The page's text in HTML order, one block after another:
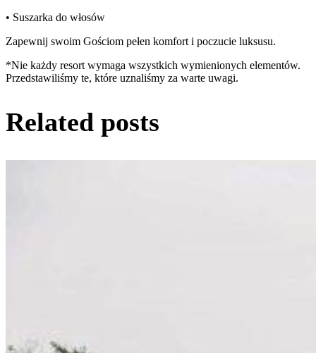
• Suszarka do włosów
Zapewnij swoim Gościom pełen komfort i poczucie luksusu.
*Nie każdy resort wymaga wszystkich wymienionych elementów.
Przedstawiliśmy te, które uznaliśmy za warte uwagi.
Related posts